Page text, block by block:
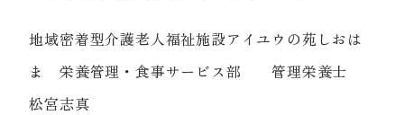
地域密着型介護老人福祉施設アイユウの苑しおは
ま 栄養管理・食事サービス部 管理栄養士
松宮志真